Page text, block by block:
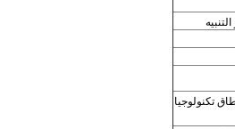
تكنولوجيا